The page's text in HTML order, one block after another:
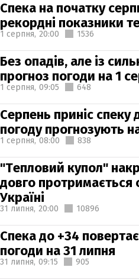
Спека на початку
рекордні показники
1 серпня, 20:00 1536
Без опадів, але із
прогноз погоди на 1
1 серпня, 09:05 648
Серпень приніс спеку
погоду прогнозують
1 серпня, 08:00 838
"Тепловий купол"
довго протримається
Україні
31 липня, 20:00 10896
Спека до +34
погоди на 31 липня
31 липня, 09:15 905